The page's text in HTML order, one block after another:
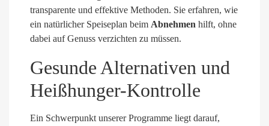
transparente und effektive Methoden. Sie erfahren, wie
ein natürlicher Speiseplan beim Abnehmen hilft, ohne
dabei auf Genuss verzichten zu müssen.
Gesunde Alternativen und
Heißhunger-Kontrolle
Ein Schwerpunkt unserer Programme liegt darauf,